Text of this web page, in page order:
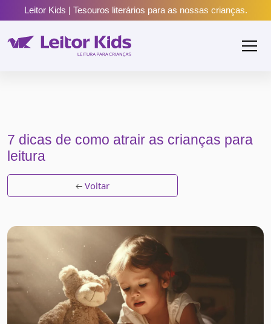
Leitor Kids | Tesouros literários para as nossas crianças.
7 dicas de como atrair as crianças para
leitura
Voltar